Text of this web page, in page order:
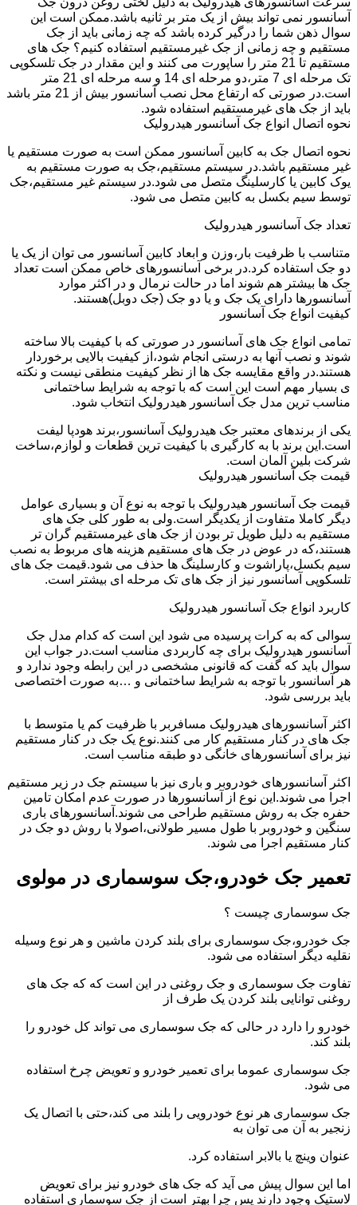
آسانسور نمی تواند بیش از یک متر بر ثانیه باشد.ممکن است این
سوال ذهن شما را درگیر کرده باشد که چه زمانی باید از جک
مستقیم و چه زمانی از جک غیرمستقیم استفاده کنیم؟ جک های
مستقیم تا 21 متر را ساپورت می کنند و این مقدار در جک تلسکوپی
تک مرحله ای 7 متر،دو مرحله ای 14 و سه مرحله ای 21 متر
است.در صورتی که ارتفاع محل نصب آسانسور بیش از 21 متر باشد
باید از جک های غیرمستقیم استفاده شود.
نحوه اتصال انواع جک آسانسور هیدرولیک
نحوه اتصال جک به کابین آسانسور ممکن است به صورت مستقیم یا
غیر مستقیم باشد.در سیستم مستقیم،جک به صورت مستقیم به
یوک کابین یا کارسلینگ متصل می شود.در سیستم غیر مستقیم،جک
توسط سیم بکسل به کابین متصل می شود.
تعداد جک آسانسور هیدرولیک
متناسب با ظرفیت بار،وزن و ابعاد کابین آسانسور می توان از یک یا
دو جک استفاده کرد.در برخی آسانسورهای خاص ممکن است تعداد
جک ها بیشتر هم شوند اما در حالت نرمال و در اکثر موارد
آسانسورها دارای یک جک و یا دو جک (جک دوبل)هستند.
کیفیت انواع جک آسانسور
تمامی انواع جک های آسانسور در صورتی که با کیفیت بالا ساخته
شوند و نصب آنها به درستی انجام شود،از کیفیت بالایی برخوردار
هستند.در واقع مقایسه جک ها از نظر کیفیت منطقی نیست و نکته
ی بسیار مهم است این است که با توجه به شرایط ساختمانی
مناسب ترین مدل جک آسانسور هیدرولیک انتخاب شود.
یکی از برندهای معتبر جک هیدرولیک آسانسور،برند هودپا لیفت
است.این برند با به کارگیری با کیفیت ترین قطعات و لوازم،ساخت
شرکت بلین آلمان است.
قیمت جک آسانسور هیدرولیک
قیمت جک آسانسور هیدرولیک با توجه به نوع آن و بسیاری عوامل
دیگر کاملا متفاوت از یکدیگر است.ولی به طور کلی جک های
مستقیم به دلیل طویل تر بودن از جک های غیرمستقیم گران تر
هستند،که در عوض در جک های مستقیم هزینه های مربوط به نصب
سیم بکسل،پاراشوت و کارسلینگ ها حذف می شود.قیمت جک های
تلسکوپی آسانسور نیز از جک های تک مرحله ای بیشتر است.
کاربرد انواع جک آسانسور هیدرولیک
سوالی که به کرات پرسیده می شود این است که کدام مدل جک
آسانسور هیدرولیک برای چه کاربردی مناسب است.در جواب این
سوال باید که گفت که قانونی مشخصی در این رابطه وجود ندارد و
هر آسانسور با توجه به شرایط ساختمانی و …به صورت اختصاصی
باید بررسی شود.
اکثر آسانسورهای هیدرولیک مسافربر با ظرفیت کم یا متوسط با
جک های در کنار مستقیم کار می کنند.نوع یک جک در کنار مستقیم
نیز برای آسانسورهای خانگی دو طبقه مناسب است.
اکثر آسانسورهای خودروبر و باری نیز با سیستم جک در زیر مستقیم
اجرا می شوند.این نوع از آسانسورها در صورت عدم امکان تامین
حفره جک به روش مستقیم طراحی می شوند.آسانسورهای باری
سنگین و خودروبر با طول مسیر طولانی،اصولا با روش دو جک در
کنار مستقیم اجرا می شوند.
تعمیر جک خودرو،جک سوسماری در مولوی
جک سوسماری چیست ؟
جک خودرو،جک سوسماری برای بلند کردن ماشین و هر نوع وسیله
نقلیه دیگر استفاده می شود.
تفاوت جک سوسماری و جک روغنی در این است که که جک های
روغنی توانایی بلند کردن یک طرف از
خودرو را دارد در حالی که جک سوسماری می تواند کل خودرو را
بلند کند.
جک سوسماری عموما برای تعمیر خودرو و تعویض چرخ استفاده
می شود.
جک سوسماری هر نوع خودرویی را بلند می کند،حتی با اتصال یک
زنجیر به آن می توان به
عنوان وینچ یا بالابر استفاده کرد.
اما این سوال پیش می آید که جک های خودرو نیز برای تعویض
لاستیک وجود دارند پس چرا بهتر است از جک سوسماری استفاده